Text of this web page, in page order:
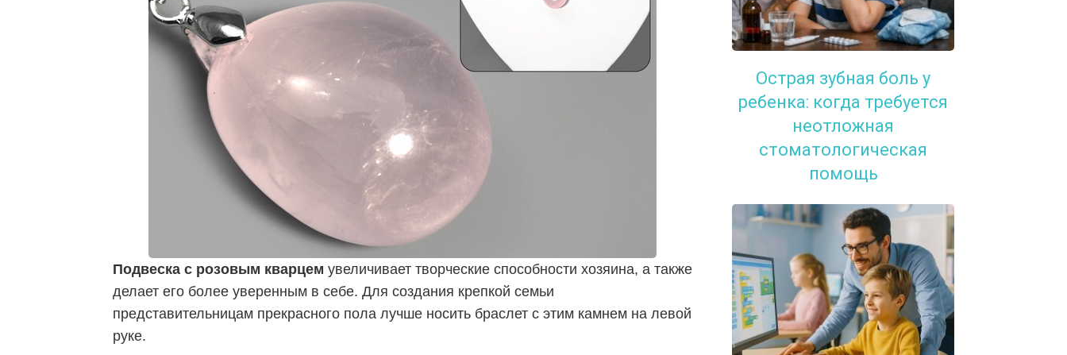
Подвеска с розовым кварцем увеличивает творческие способности хозяина, а также
делает его более уверенным в себе. Для создания крепкой семьи
представительницам прекрасного пола лучше носить браслет с этим камнем на левой
руке.
Острая зубная боль у
ребенка: когда требуется
неотложная
стоматологическая
помощь